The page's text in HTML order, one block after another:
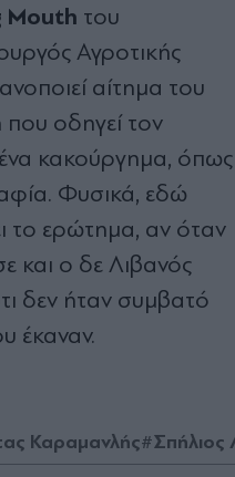
Mouth του
Αγροτικής
αίτημα του
που οδηγεί τον
ένα κακούργημα, όπως
Φυσικά, εδώ
το ερώτημα, αν όταν
και ο δε Λιβανός
δεν ήταν συμβατό
έκαναν.
Καραμανλής#Σπήλιος